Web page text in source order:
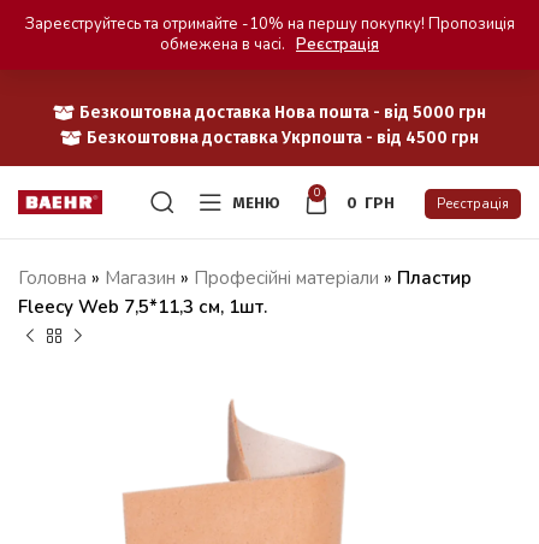
Безкоштовна доставка Нова пошта - від 5000 грн
Безкоштовна доставка Укрпошта - від 4500 грн
МЕНЮ
0
0 ГРН Реєстрація
Головна » Магазин » Професійні матеріали » Пластир
Fleecy Web 7,5*11,3 см, 1шт.
Зареєструйтесь та отримайте -10% на першу покупку! Пропозиція
обмежена в часі. Реєстрація